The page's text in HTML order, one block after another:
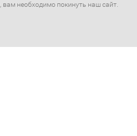
необходимо покинуть наш сайт.